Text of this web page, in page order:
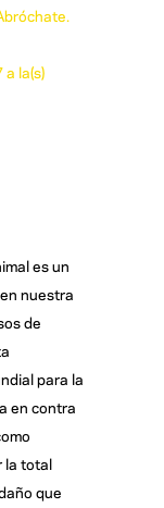
es un
nuestra
de
para la
en contra
la total
que